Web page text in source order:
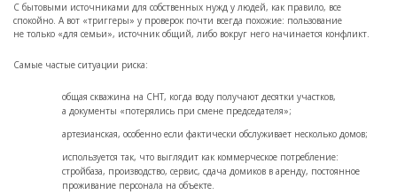
С бытовыми источниками для собственных нужд у людей, как правило, все
спокойно. А вот «триггеры» у проверок почти всегда похожие: пользование
не только «для семьи», источник общий, либо вокруг него начинается конфликт.
Самые частые ситуации риска:
общая скважина на СНТ, когда воду получают десятки участков,
а документы «потерялись при смене председателя»;
артезианская, особенно если фактически обслуживает несколько домов;
используется так, что выглядит как коммерческое потребление:
стройбаза, производство, сервис, сдача домиков в аренду, постоянное
проживание персонала на объекте.